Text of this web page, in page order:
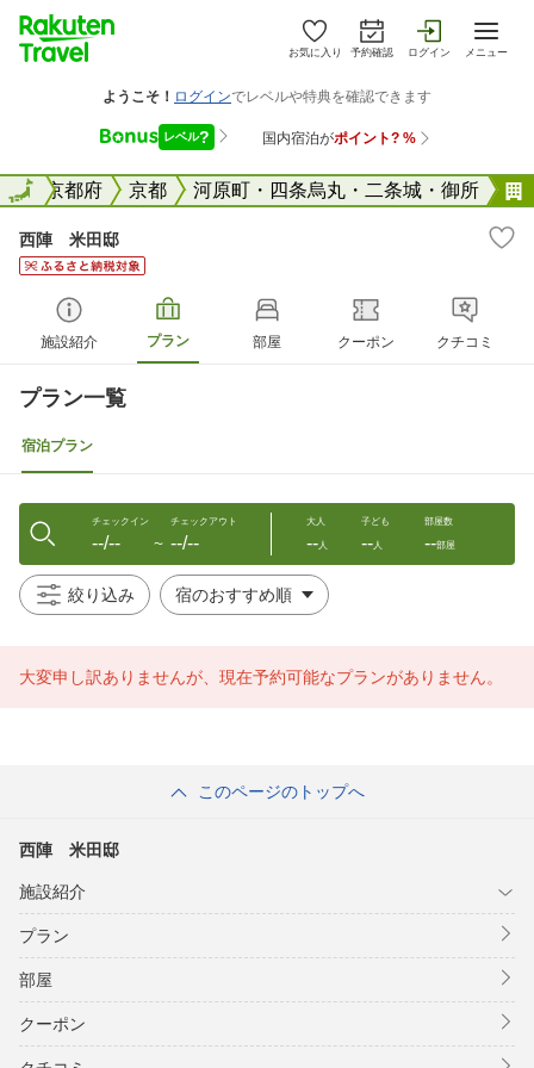
お気に入り 予約確認 ログイン メニュー
全国京都府 京都 河原町・四条烏丸・二条城・御所
全国
西陣 米田邸
施設紹介 プラン 部屋 クーポン クチコミ
プラン一覧
宿泊プラン
チェックイン
--/-- 〜
チェックアウト
--/--
大人
--人
子ども
--人
部屋数
--部屋
絞り込み
大変申し訳ありませんが、現在予約可能なプランがありません。
このページのトップへ
西陣 米田邸
施設紹介
プラン
部屋
クーポン